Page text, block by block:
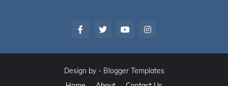
Design by - Blogger Templates